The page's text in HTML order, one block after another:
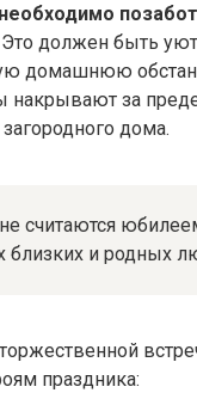
Это должен быть
домашнюю
накрывают за
дома.
считаются
близких и родных
праздника: